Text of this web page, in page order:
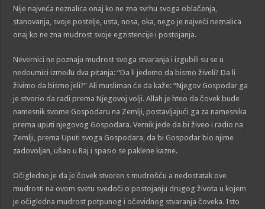
Nije najveća neznalica onaj ko ne zna svrhu svoga oblačenja,
stanovanja, svoje postelje, usta, nosa, oka, nego je najveći neznalica
onaj ko ne zna mudrost svoje egzistencije i postojanja.
Nevernici ne poznaju mudrost svoga stvaranja i izgubili su se u
nedoumici između dva pitanja: “Da li jedemo da bismo živeli? Da li
živimo da bismo jeli?” Ali musliman će da kaže: “Njegov Gospodar ga
je stvorio da radi prema Njegovoj volji. Allah je hteo da čovek bude
namesnik svome Gospodaru na Zemlji, postavljajući ga za namesnika
prema uputi njegovog Gospodara. Vernik jede da bi živeo i radio na
Zemlji, prema Uputi svoga Gospodara, da bi Gospodar bio njime
zadovoljan, ušao u Raj i spasio se paklene kazne.
Očigledno je da je čovek stvoren s mudrošću a nedostatak ove
mudrosti na ovom svetu svedoči o postojanju drugog života u kojem
je očigledna mudrost potpunog i očevidnog stvaranja čoveka. Isto